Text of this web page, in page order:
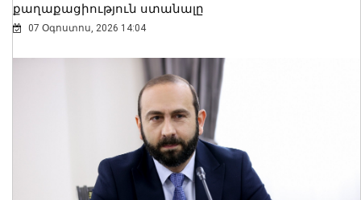
քաղաքացիություն ստանալը
07 Օգոստոս, 2026 14:04